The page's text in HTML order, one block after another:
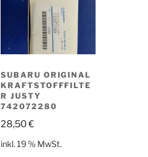
SUBARU ORIGINAL
KRAFTSTOFFFILTE
R JUSTY
742072280
28,50€
inkl. 19 % MwSt.